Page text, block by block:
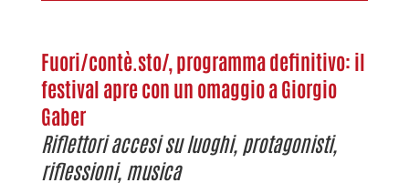
Fuori/contè.sto/, programma definitivo: il
festival apre con un omaggio a Giorgio
Gaber
Riflettori accesi su luoghi, protagonisti,
riflessioni, musica